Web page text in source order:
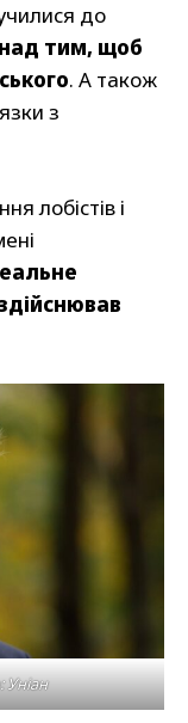
до
тим, щоб
. А також
з
лобістів і